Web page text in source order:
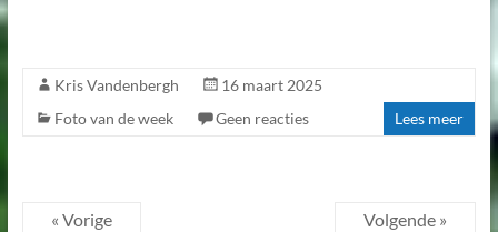
Kris Vandenbergh
16 maart 2025
Foto van de week
Geen reacties Lees meer
« Vorige Volgende »